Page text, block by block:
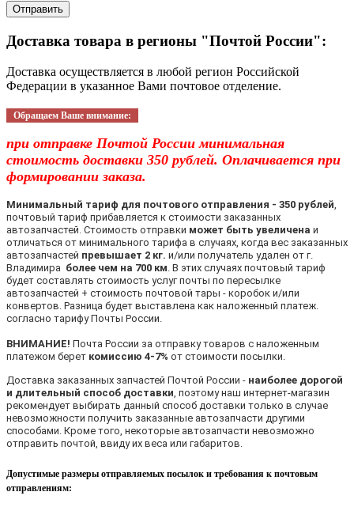
Отправить
Доставка товара в регионы "Почтой России":
Доставка осуществляется в любой регион Российской
Федерации в указанное Вами почтовое отделение.
Обращаем Ваше внимание:
при отправке Почтой России минимальная
стоимость доставки 350 рублей. Оплачивается при
формировании заказа.
Минимальный тариф для почтового отправления - 350 рублей
почтовый тариф прибавляется к стоимости заказанных
автозапчастей. Стоимость отправки может быть увеличена и
отличаться от минимального тарифа в случаях, когда вес заказанных
автозапчастей превышает 2 кг. и/или получатель удален от г.
Владимира более чем на 700 км . В этих случаях почтовый тариф
будет составлять стоимость услуг почты по пересылке
автозапчастей + стоимость почтовой тары - коробок и/или
конвертов. Разница будет выставлена как наложенный платеж.
согласно тарифу Почты России.
ВНИМАНИЕ! Почта России за отправку товаров с наложенным
платежом берет комиссию 4-7% от стоимости посылки.
Доставка заказанных запчастей Почтой России - наиболее дорогой
и длительный способ доставки , поэтому наш интернет-магазин
рекомендует выбирать данный способ доставки только в случае
невозможности получить заказанные автозапчасти другими
способами. Кроме того, некоторые автозапчасти невозможно
отправить почтой, ввиду их веса или габаритов.
Допустимые размеры отправляемых посылок и требования к почтовым
отправлениям: